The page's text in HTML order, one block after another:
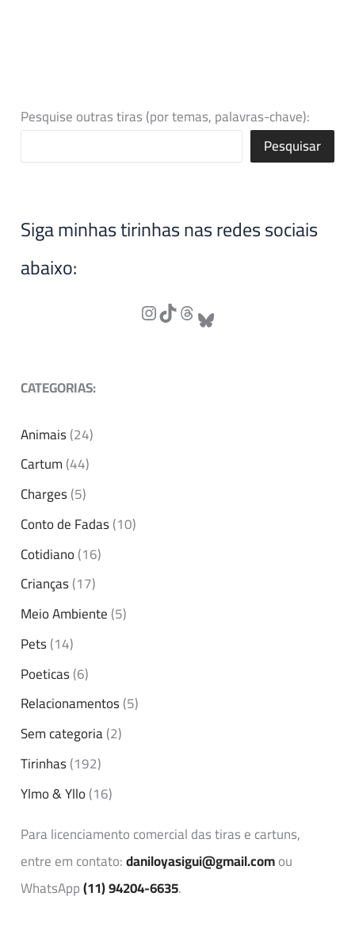
Pesquise outras tiras (por temas, palavras-chave):
Pesquisar
Siga minhas tirinhas nas redes sociais
abaixo:
CATEGORIAS:
Animais(24)
Cartum(44)
Charges(5)
Conto de Fadas(10)
Cotidiano(16)
Crianças(17)
Meio Ambiente(5)
Pets(14)
Poeticas(6)
Relacionamentos(5)
Sem categoria(2)
Tirinhas(192)
Ylmo & Yllo(16)
Para licenciamento comercial das tiras e cartuns,
entre em contato:daniloyasigui@gmail.comou
WhatsApp(11) 94204-6635.